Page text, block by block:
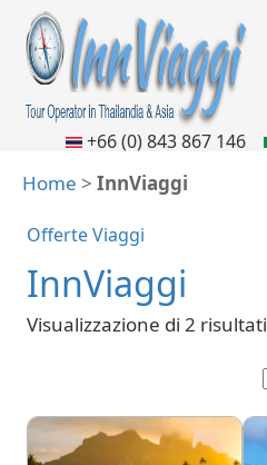
+66 (0) 843 867 146
Home > InnViaggi
Offerte Viaggi
InnViaggi
Visualizzazione di 2 risultati